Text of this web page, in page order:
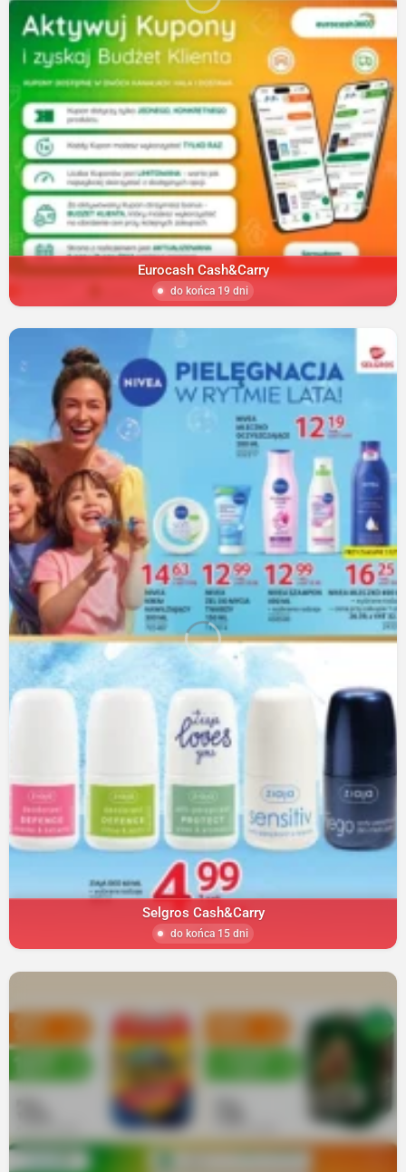
Eurocash Cash&Carry
do końca 19 dni
Selgros Cash&Carry
do końca 15 dni